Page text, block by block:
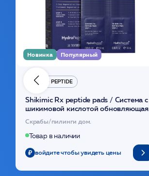
Новинка Популярный
HYDRO PEPTIDE
Shikimic Rx peptide pads / Cистема с
шикимовой кислотой обновляющая
(30шт) /HP
Скрабы/пилинги дом.
Товар в наличии
войдите чтобы увидеть цены